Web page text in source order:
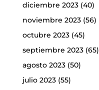
diciembre 2023(40)
noviembre 2023(56)
octubre 2023(45)
septiembre 2023(65)
agosto 2023(50)
julio 2023(55)